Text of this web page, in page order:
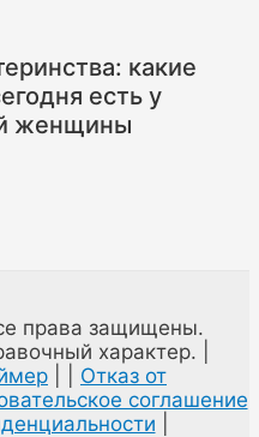
какие
есть у
женщины
права защищены.
характер. |
Отказ от
соглашение